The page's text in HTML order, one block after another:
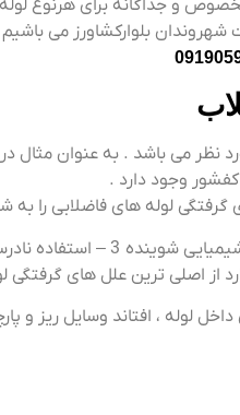
مخصوص و جداگانه برای
نظر می باشد . به عنوان مثال
وجود دارد .
لوله های فاضلابی را به
دلیل گرفتگی لوله فاضلاب آشپزخانه : 1 – باز
لوله ، افتاند وسایل ریز و